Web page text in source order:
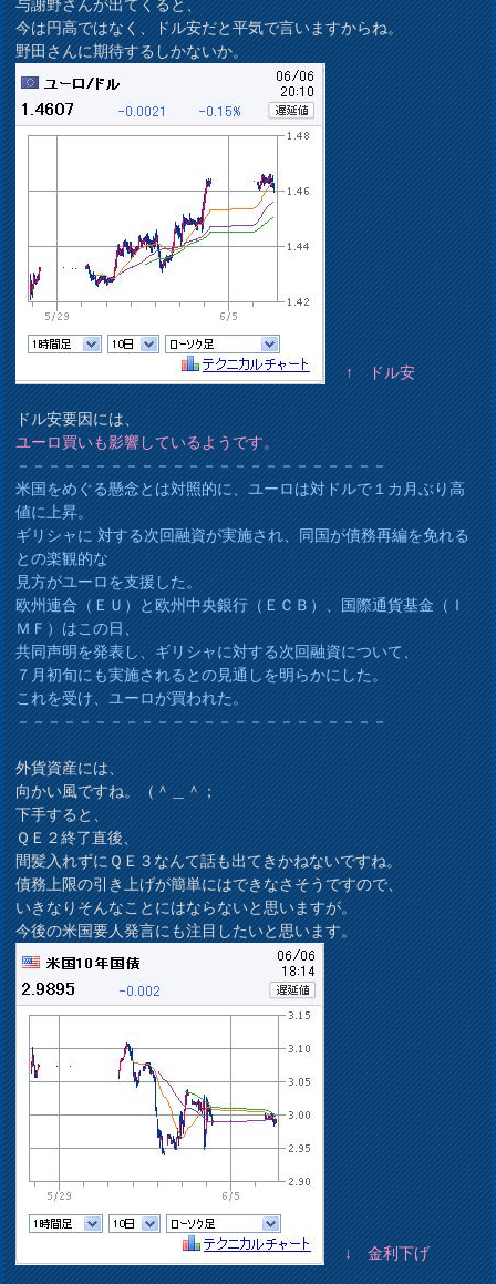
与謝野さんが出てくると、
今は円高ではなく、ドル安だと平気で言いますからね。
野田さんに期待するしかないか。
↑ ドル安
ドル安要因には、
ユーロ買いも影響しているようです。
－－－－－－－－－－－－－－－－－－－－－－－－
米国をめぐる懸念とは対照的に、ユーロは対ドルで１カ月ぶり高
値に上昇。
ギリシャに 対する次回融資が実施され、同国が債務再編を免れる
との楽観的な
見方がユーロを支援した。
欧州連合（ＥＵ）と欧州中央銀行（ＥＣＢ）、国際通貨基金（Ｉ
ＭＦ）はこの日、
共同声明を発表し、ギリシャに対する次回融資について、
７月初旬にも実施されるとの見通しを明らかにした。
これを受け、ユーロが買われた。
－－－－－－－－－－－－－－－－－－－－－－－－
外貨資産には、
向かい風ですね。（＾＿＾；
下手すると、
ＱＥ２終了直後、
間髪入れずにＱＥ３なんて話も出てきかねないですね。
債務上限の引き上げが簡単にはできなさそうですので、
いきなりそんなことにはならないと思いますが。
今後の米国要人発言にも注目したいと思います。
↓ 金利下げ